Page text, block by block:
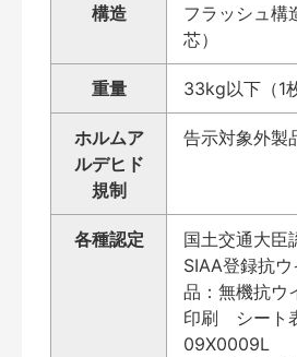
構造
フラッシュ構
芯）
重量 33kg以下（1
ホルムア
ルデヒド
規制
告示対象外製
各種認定
国土交通大臣
SIAA登録抗
品：無機抗ウ
印刷 シート
09X0009L